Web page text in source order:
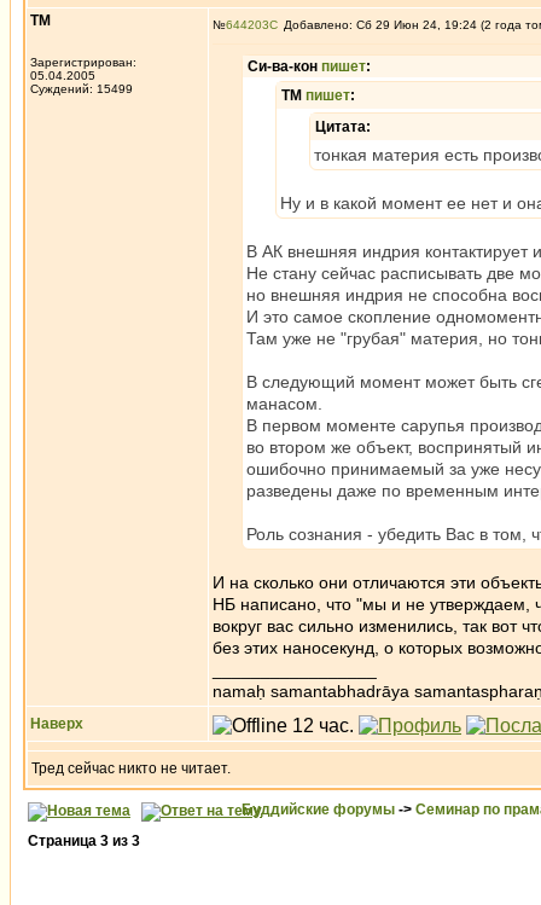
ТМ
Зарегистрирован:
05.04.2005
Суждений: 15499
№644203 Добавлено: Сб 29 Июн 24, 19:24 (2 года
Си-ва-кон пишет:
ТМ пишет:
Цитата:
тонкая материя есть
Ну и в какой момент ее нет и
В АК внешняя индрия
Не стану сейчас расписывать две
но внешняя индрия не способна
И это самое скопление
Там уже не "грубая" материя, но
В следующий момент может быть
манасом.
В первом моменте сарупья
во втором же объект, воспринятый
ошибочно принимаемый за уже
разведены даже по временным
Роль сознания - убедить Вас в том,
И на сколько они отличаются эти
НБ написано, что "мы и не утверждаем,
вокруг вас сильно изменились, так вот
без этих наносекунд, о которых
namaḥ samantabhadrāya
Наверх
Тред сейчас никто не читает.
Буддийские форумы -> Семинар по
Страница 3 из 3